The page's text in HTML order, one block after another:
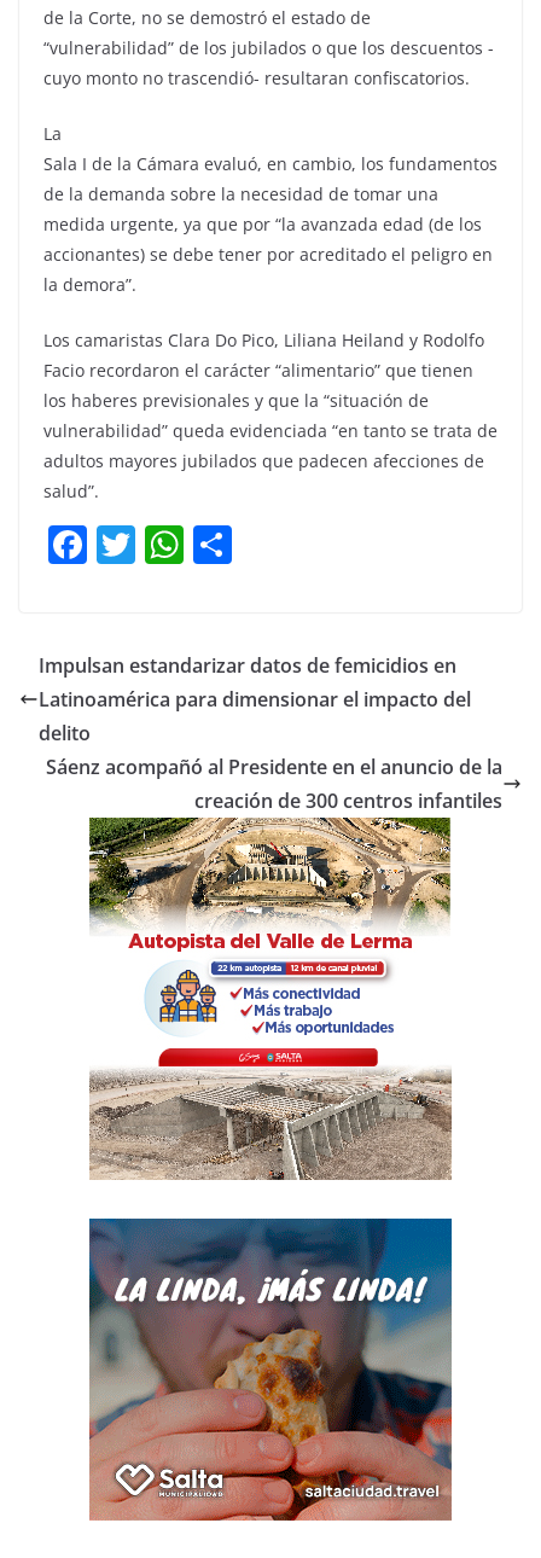
de la Corte, no se demostró el estado de
“vulnerabilidad” de los jubilados o que los descuentos -
cuyo monto no trascendió- resultaran confiscatorios.
La
Sala I de la Cámara evaluó, en cambio, los fundamentos
de la demanda sobre la necesidad de tomar una
medida urgente, ya que por “la avanzada edad (de los
accionantes) se debe tener por acreditado el peligro en
la demora”.
Los camaristas Clara Do Pico, Liliana Heiland y Rodolfo
Facio recordaron el carácter “alimentario” que tienen
los haberes previsionales y que la “situación de
vulnerabilidad” queda evidenciada “en tanto se trata de
adultos mayores jubilados que padecen afecciones de
salud”.
F
e
b
o
o
k
T
er
W
s
A
p
p
ar
Impulsan estandarizar datos de femicidios en
Latinoamérica para dimensionar el impacto del
delito
Sáenz acompañó al Presidente en el anuncio de la
creación de 300 centros infantiles